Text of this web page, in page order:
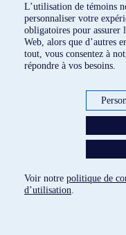
L’utilisation de témoins
personnaliser votre
obligatoires pour assurer
Web, alors que d’autres
tout, vous consentez à
répondre à vos besoins.
Voir notre politique de
d’utilisation.